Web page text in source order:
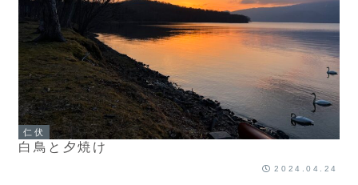
仁伏
白鳥と夕焼け
2024.04.24